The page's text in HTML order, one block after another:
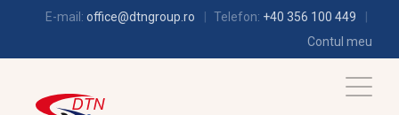
E-mail: office@dtngroup.ro Telefon: +40 356 100 449
Contul meu